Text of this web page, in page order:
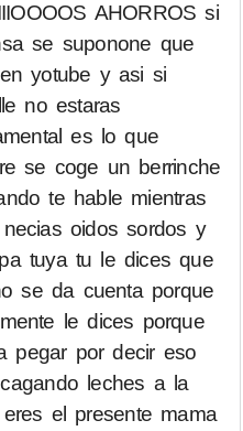
AHORROS si
se suponone que
yotube y asi si
no estaras
es lo que
se coge un berrinche
te hable mientras
oidos sordos y
tuya tu le dices que
se da cuenta porque
le dices porque
pegar por decir eso
leches a la
el presente mama